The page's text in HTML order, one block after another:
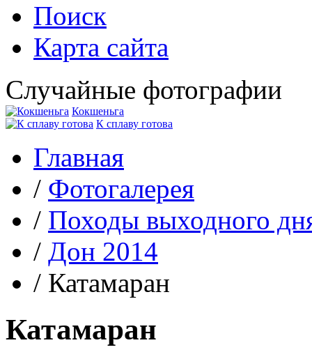
Поиск
Карта сайта
Случайные фотографии
Кокшеньга
К сплаву готова
Главная
/ Фотогалерея
/ Походы выходного
/ Дон 2014
/ Катамаран
Катамаран